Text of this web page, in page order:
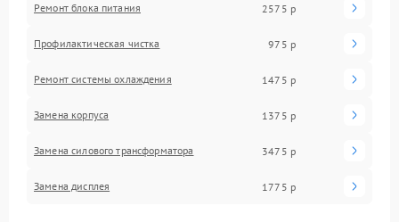
Ремонт блока питания 2575 р
Профилактическая чистка 975 р
Ремонт системы охлаждения 1475 р
Замена корпуса 1375 р
Замена силового трансформатора 3475 р
Замена дисплея 1775 р